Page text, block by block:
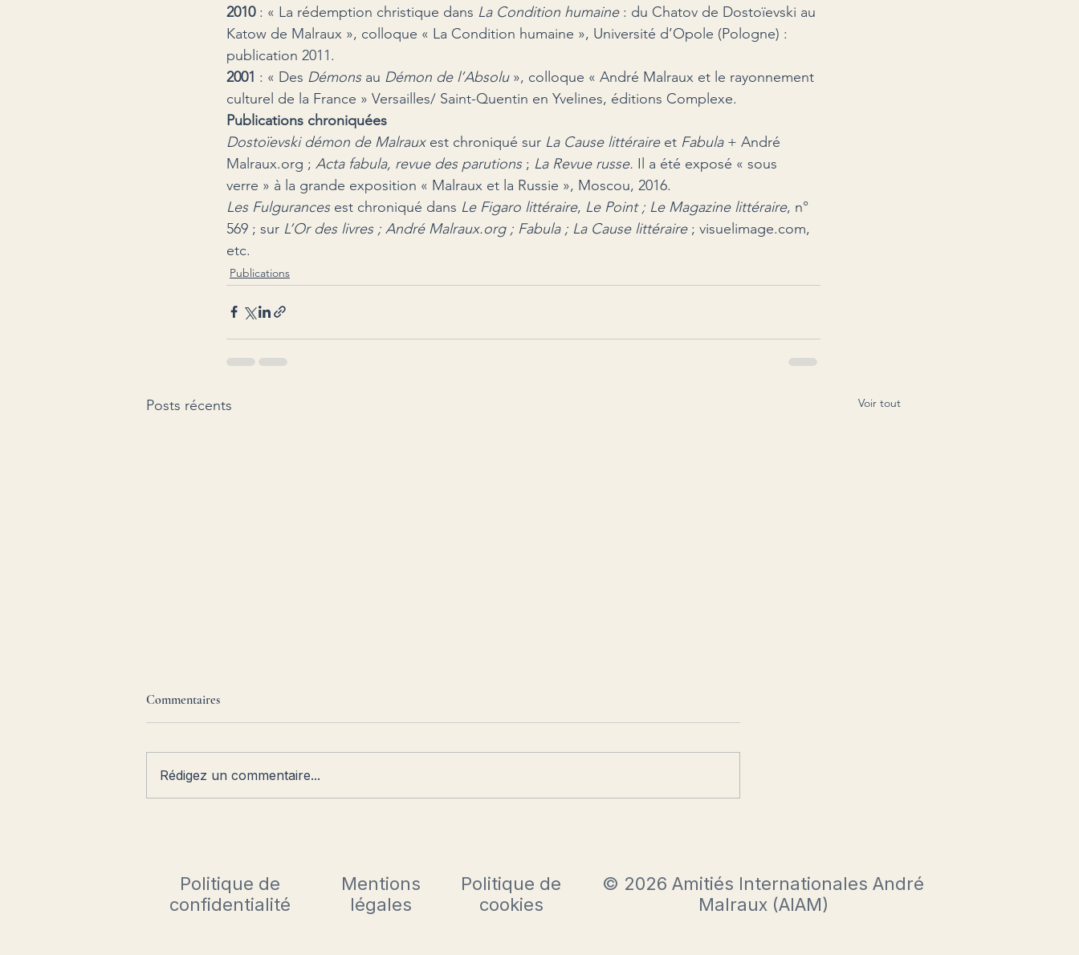
2010 : « La rédemption christique dans La Condition humaine : du Chatov de Dostoïevski au
Katow de Malraux », colloque « La Condition humaine », Université d’Opole (Pologne) :
publication 2011.
2001 : « Des Démons au Démon de l’Absolu », colloque « André Malraux et le rayonnement
culturel de la France » Versailles/ Saint-Quentin en Yvelines, éditions Complexe.
Publications chroniquées
Dostoïevski démon de Malraux est chroniqué sur La Cause littéraire et Fabula + André
Malraux.org ; Acta fabula, revue des parutions ; La Revue russe. Il a été exposé « sous
verre » à la grande exposition « Malraux et la Russie », Moscou, 2016.
Les Fulgurances est chroniqué dans Le Figaro littéraire, Le Point ; Le Magazine littéraire, n°
569 ; sur L’Or des livres ; André Malraux.org ; Fabula ; La Cause littéraire ; visuelimage.com,
etc.
Publications
Posts récents Voir tout
Commentaires
Rédigez un commentaire...
Politique de
confidentialité
Mentions
légales
Politique de
cookies
© 2026 Amitiés Internationales André
Malraux (AIAM)